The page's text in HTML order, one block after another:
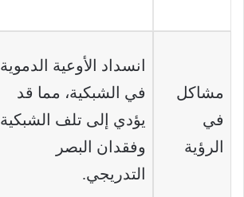
مشاكل
في
الرؤية
انسداد الأوعية الدموية
في الشبكية، مما قد
يؤدي إلى تلف الشبكية
وفقدان البصر
التدريجي.